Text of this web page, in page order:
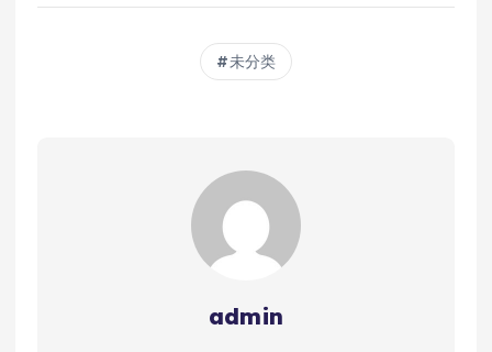
未分类
admin